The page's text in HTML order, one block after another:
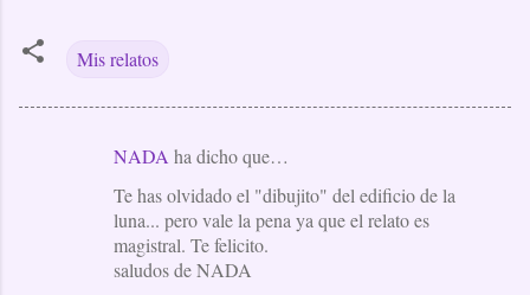
Mis relatos
NADA ha dicho que…
Te has olvidado el "dibujito" del edificio de la
luna... pero vale la pena ya que el relato es
magistral. Te felicito.
saludos de NADA